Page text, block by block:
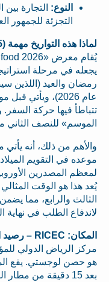
النوع: التجارة
التجزئة للجمهور
لماذا هذه التواريخ مهمة (15-17 يونيو 2026)
يجعله في مرحلة
رمضان والعيد (اللذين
عام 2026)،
تتباطأ فيها حركة
الموسم» للنصف الثاني
والأهم من ذلك، أنه
موعده في التقويم
لمعظم المصدرين
يُعد هذا هو الوقت
الثالث والرابع، مما
لاندفاع الطلب في نهاية
المكان: RICEC – رصيد استراتيجي
مركز الرياض الدولي
هو حصن لوجستي. يقع
بعد 15 دقيقة من